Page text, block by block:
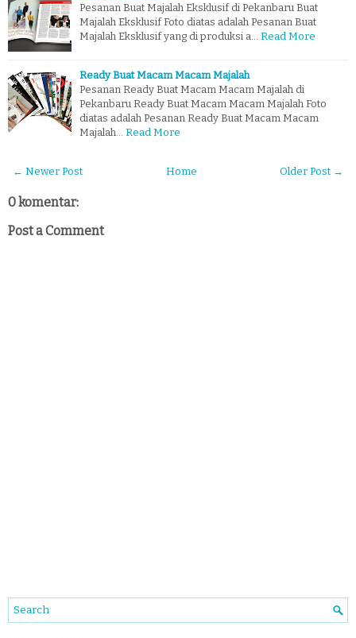
Pesanan Buat Majalah Eksklusif di Pekanbaru Buat
Majalah Eksklusif Foto diatas adalah Pesanan Buat
Majalah Eksklusif yang di produksi a…
Read More
Ready Buat Macam Macam Majalah
Pesanan Ready Buat Macam Macam Majalah di
Pekanbaru Ready Buat Macam Macam Majalah Foto
diatas adalah Pesanan Ready Buat Macam Macam
Majalah…
Read More
← Newer Post Older Post →
Home
0 komentar:
Post a Comment